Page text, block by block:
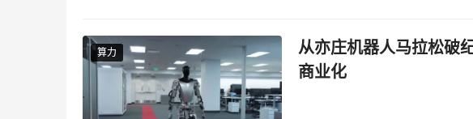
算力
算力
从亦庄机器人马拉松破
商业化